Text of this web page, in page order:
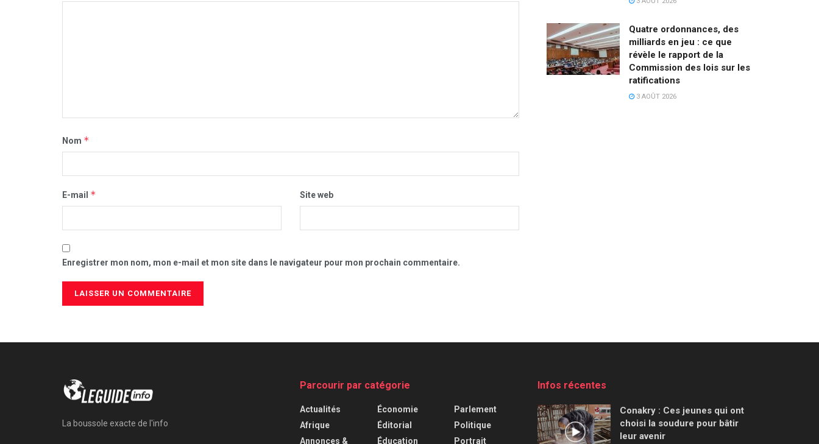
Nom *
E-mail * Site web
Enregistrer mon nom, mon e-mail et mon site dans le navigateur pour mon prochain commentaire.
Quatre ordonnances, des
milliards en jeu : ce que
révèle le rapport de la
Commission des lois sur les
ratifications
3 AOÛT 2026
La boussole exacte de l'info
Parcourir par catégorie
Actualités
Afrique
Annonces &
Économie
Éditorial
Éducation
Parlement
Politique
Portrait
Infos récentes
Conakry : Ces jeunes qui ont
choisi la soudure pour bâtir
leur avenir